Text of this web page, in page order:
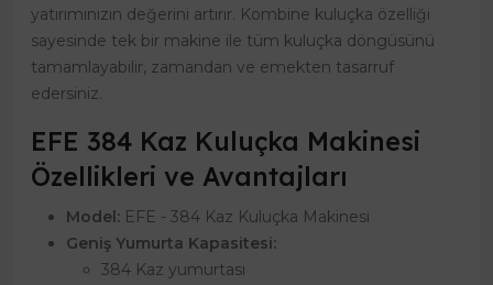
yatırımınızın değerini artırır. Kombine kuluçka özelliği
sayesinde tek bir makine ile tüm kuluçka döngüsünü
tamamlayabilir, zamandan ve emekten tasarruf
edersiniz.
EFE 384 Kaz Kuluçka Makinesi
Özellikleri ve Avantajları
Model: EFE - 384 Kaz Kuluçka Makinesi
Geniş Yumurta Kapasitesi:
384 Kaz yumurtası